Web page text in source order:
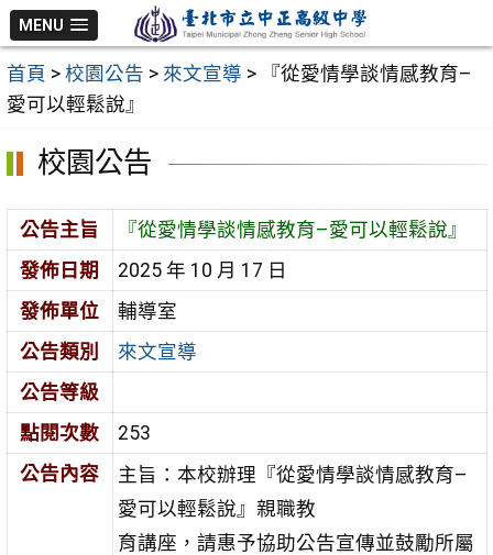
跳
至
主
要
MENU
首頁 > 校園公告 > 來文宣導 >
『從愛情學談情感教育–
愛可以輕鬆說』
校園公告
公告主旨
『從愛情學談情感教育–愛可以輕鬆說』
發佈日期
2025 年 10 月 17 日
發佈單位
輔導室
公告類別
來文宣導
公告等級
點閱次數
253
公告內容
主旨：本校辦理『從愛情學談情感教育–
愛可以輕鬆說』親職教
育講座，請惠予協助公告宣傳並鼓勵所屬